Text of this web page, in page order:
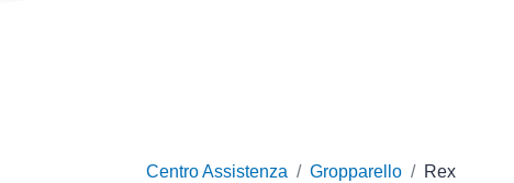
Centro Assistenza Gropparello Rex